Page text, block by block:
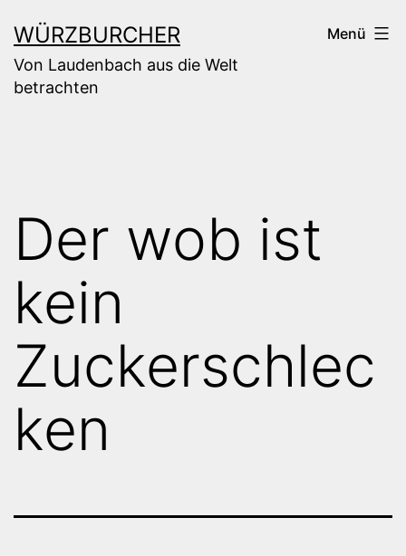
Inhalt
springen
WÜRZBURCHER
Von Laudenbach aus die Welt
betrachten
Menü
Der wob ist
kein
Zuckerschlec
ken